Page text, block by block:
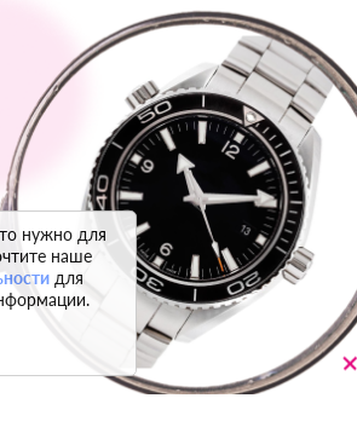
нужно для
наше
для